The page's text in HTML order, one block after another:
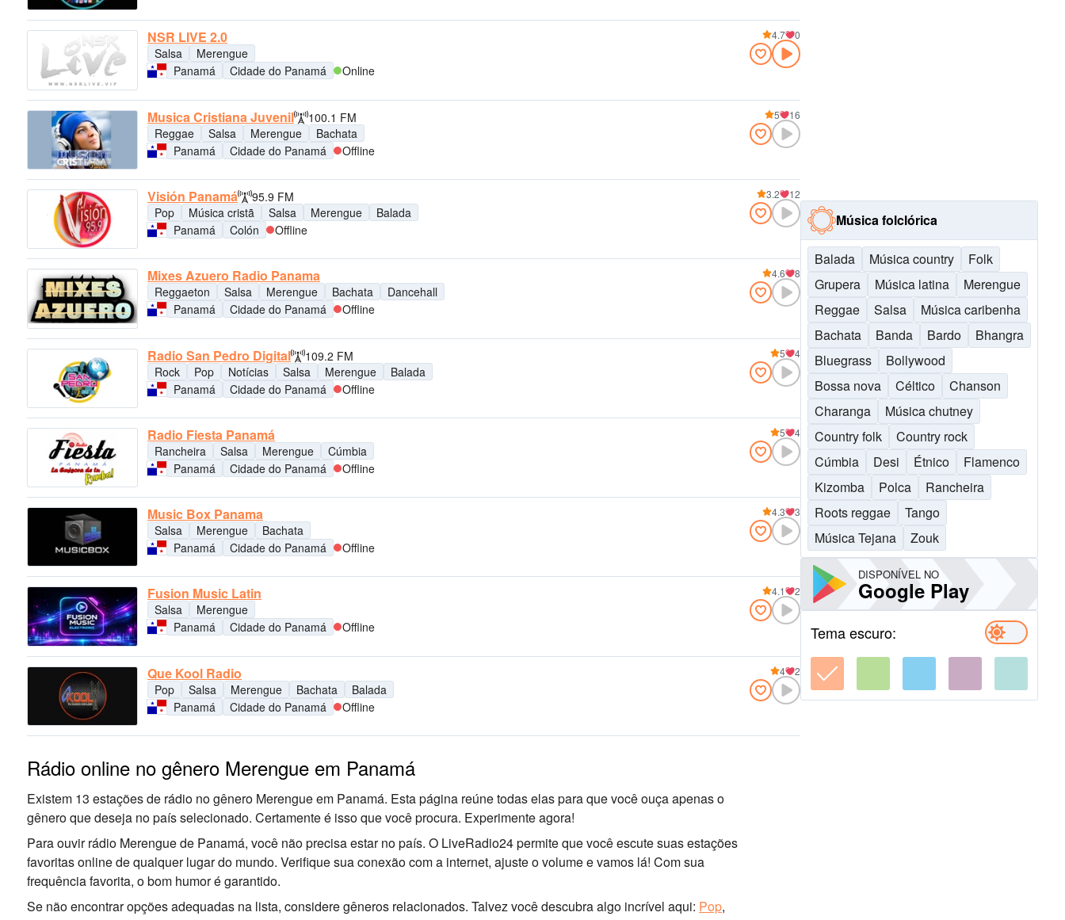
NSR LIVE 2.0
Salsa
Merengue
Panamá
Cidade do Panamá Online
4.7 0
Musica Cristiana Juvenil
100.1 FM
Reggae
Salsa Merengue
Bachata
Panamá
Cidade do Panamá Offline
5 16
Visión Panamá
95.9 FM
Pop
Música cristã Salsa Merengue
Balada
Panamá
Colón Offline
3.2 12
Mixes Azuero Radio Panama
Reggaeton Salsa Merengue Bachata
Dancehall
Panamá
Cidade do Panamá Offline
4.6 8
Radio San Pedro Digital
109.2 FM
Rock
Pop Notícias Salsa Merengue
Balada
Panamá
Cidade do Panamá Offline
5 4
Radio Fiesta Panamá
Rancheira Salsa Merengue
Cúmbia
Panamá
Cidade do Panamá Offline
5 4
Music Box Panama
Salsa Merengue
Bachata
Panamá
Cidade do Panamá Offline
4.3 3
Fusion Music Latin
Salsa
Merengue
Panamá
Cidade do Panamá Offline
4.1 2
Que Kool Radio
Pop Salsa Merengue Bachata
Balada
Panamá
Cidade do Panamá Offline
4 2
Rádio online no gênero Merengue em Panamá
Existem 13 estações de rádio no gênero Merengue em Panamá. Esta página reúne todas elas para que você ouça apenas o
gênero que deseja no país selecionado. Certamente é isso que você procura. Experimente agora!
Para ouvir rádio Merengue de Panamá, você não precisa estar no país. O LiveRadio24 permite que você escute suas estações
favoritas online de qualquer lugar do mundo. Verifique sua conexão com a internet, ajuste o volume e vamos lá! Com sua
frequência favorita, o bom humor é garantido.
Se não encontrar opções adequadas na lista, considere gêneros relacionados. Talvez você descubra algo incrível aqui: Pop,
Música folclórica
Balada Música country
Folk
Grupera
Música latina
Merengue
Reggae
Salsa
Música caribenha
Bachata
Banda Bardo
Bhangra
Bluegrass
Bollywood
Bossa nova
Céltico
Chanson
Charanga
Música chutney
Country folk
Country rock
Cúmbia
Desi Étnico
Flamenco
Kizomba
Polca
Rancheira
Roots reggae
Tango
Música Tejana
Zouk
DISPONÍVEL NO
Google Play
Tema escuro: